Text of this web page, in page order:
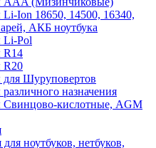
Ion 18650, 14500, 16340,
АКБ ноутбука
Li-Pol
R14
R20
Шуруповертов
назначения
Свинцово-кислотные, AGM
ноутбуков, нетбуков,